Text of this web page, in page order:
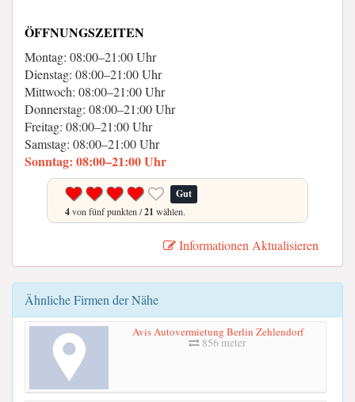
ÖFFNUNGSZEITEN
Montag: 08:00–21:00 Uhr
Dienstag: 08:00–21:00 Uhr
Mittwoch: 08:00–21:00 Uhr
Donnerstag: 08:00–21:00 Uhr
Freitag: 08:00–21:00 Uhr
Samstag: 08:00–21:00 Uhr
Sonntag: 08:00–21:00 Uhr
Gut
4von fünf punkten /21 wählen.
Informationen Aktualisieren
Ähnliche Firmen der Nähe
Avis Autovermietung Berlin Zehlendorf
856 meter